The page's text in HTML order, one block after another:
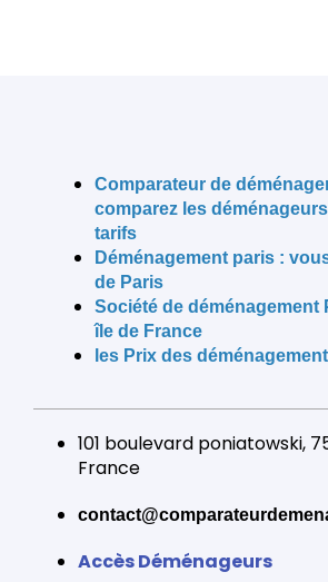
Comparateur de
comparez les
tarifs
Déménagement paris :
de Paris
Société de déménagement
île de France
les Prix des
101 boulevard poniatowski,
France
Accès Déménageurs